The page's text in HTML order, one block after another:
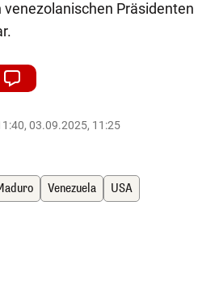
Präsidenten
03.09.2025, 11:25
Venezuela USA